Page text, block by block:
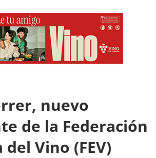
nuevo
de la Federación
del Vino (FEV)